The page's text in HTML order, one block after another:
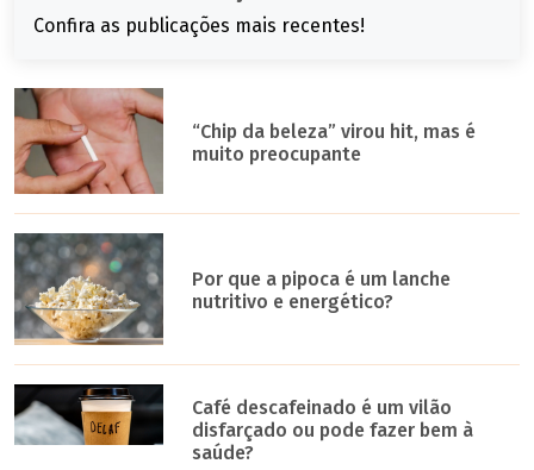
Confira as publicações mais recentes!
“Chip da beleza” virou hit, mas é
muito preocupante
Por que a pipoca é um lanche
nutritivo e energético?
Café descafeinado é um vilão
disfarçado ou pode fazer bem à
saúde?